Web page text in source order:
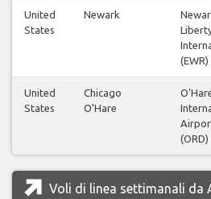
United
States
Newark
(EWR)
United
States
Chicago
O'Hare
(ORD)
Voli di linea settimanali da